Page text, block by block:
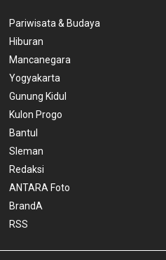
Pariwisata & Budaya
Hiburan
Mancanegara
Yogyakarta
Gunung Kidul
Kulon Progo
Bantul
Sleman
Redaksi
ANTARA Foto
BrandA
RSS